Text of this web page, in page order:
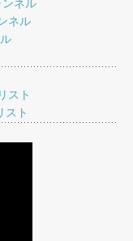
ンネル
ネル
スト
スト